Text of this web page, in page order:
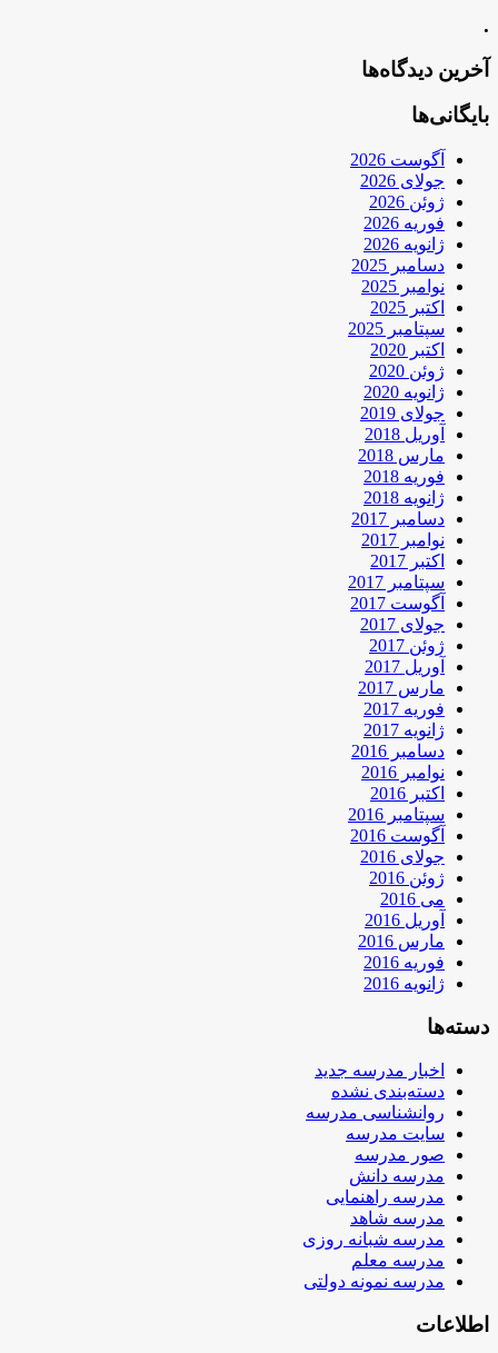
.
آخرین دیدگاه‌ها
بایگانی‌ها
آگوست 2026
جولای 2026
ژوئن 2026
فوریه 2026
ژانویه 2026
دسامبر 2025
نوامبر 2025
اکتبر 2025
سپتامبر 2025
اکتبر 2020
ژوئن 2020
ژانویه 2020
جولای 2019
آوریل 2018
مارس 2018
فوریه 2018
ژانویه 2018
دسامبر 2017
نوامبر 2017
اکتبر 2017
سپتامبر 2017
آگوست 2017
جولای 2017
ژوئن 2017
آوریل 2017
مارس 2017
فوریه 2017
ژانویه 2017
دسامبر 2016
نوامبر 2016
اکتبر 2016
سپتامبر 2016
آگوست 2016
جولای 2016
ژوئن 2016
می 2016
آوریل 2016
مارس 2016
فوریه 2016
ژانویه 2016
دسته‌ها
اخبار مدرسه جدید
دسته‌بندی نشده
روانشناسی مدرسه
سایت مدرسه
صور مدرسه
مدرسه دانش
مدرسه راهنمایی
مدرسه شاهد
مدرسه شبانه روزی
مدرسه معلم
مدرسه نمونه دولتی
اطلاعات